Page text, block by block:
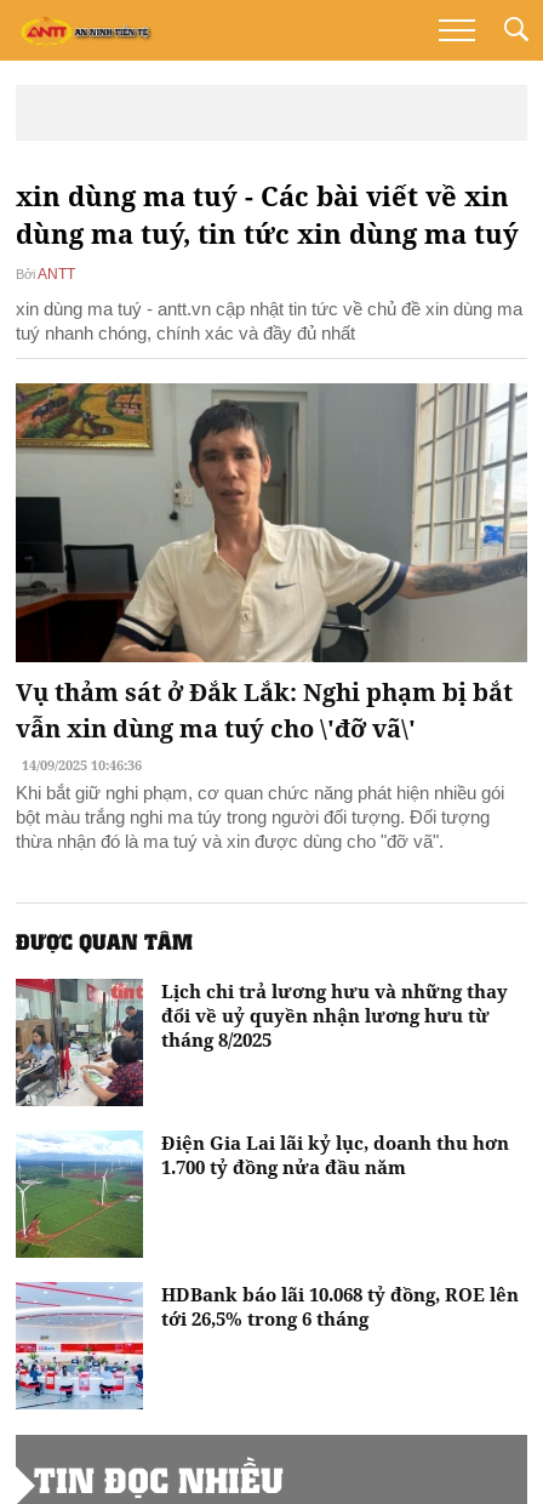
xin dùng ma tuý - Các bài viết về xin
dùng ma tuý, tin tức xin dùng ma tuý
Bởi ANTT
xin dùng ma tuý - antt.vn cập nhật tin tức về chủ đề xin dùng ma
tuý nhanh chóng, chính xác và đầy đủ nhất
Vụ thảm sát ở Đắk Lắk: Nghi phạm bị bắt
vẫn xin dùng ma tuý cho \'đỡ vã\'
14/09/2025 10:46:36
Khi bắt giữ nghi phạm, cơ quan chức năng phát hiện nhiều gói
bột màu trắng nghi ma túy trong người đối tượng. Đối tượng
thừa nhận đó là ma tuý và xin được dùng cho "đỡ vã".
ĐƯỢC QUAN TÂM
Lịch chi trả lương hưu và những thay
đổi về uỷ quyền nhận lương hưu từ
tháng 8/2025
Điện Gia Lai lãi kỷ lục, doanh thu hơn
1.700 tỷ đồng nửa đầu năm
HDBank báo lãi 10.068 tỷ đồng, ROE lên
tới 26,5% trong 6 tháng
TIN ĐỌC NHIỀU